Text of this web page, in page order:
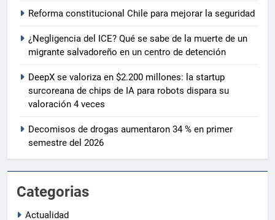
Reforma constitucional Chile para mejorar la seguridad
¿Negligencia del ICE? Qué se sabe de la muerte de un
migrante salvadoreño en un centro de detención
DeepX se valoriza en $2.200 millones: la startup
surcoreana de chips de IA para robots dispara su
valoración 4 veces
Decomisos de drogas aumentaron 34 % en primer
semestre del 2026
Categorias
Actualidad